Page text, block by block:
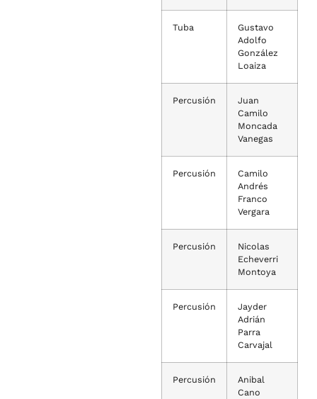
Tuba
Gustavo
Adolfo
González
Loaiza
Percusión
Juan
Camilo
Moncada
Vanegas
Percusión
Camilo
Andrés
Franco
Vergara
Percusión
Nicolas
Echeverri
Montoya
Percusión
Jayder
Adrián
Parra
Carvajal
Percusión
Anibal
Cano